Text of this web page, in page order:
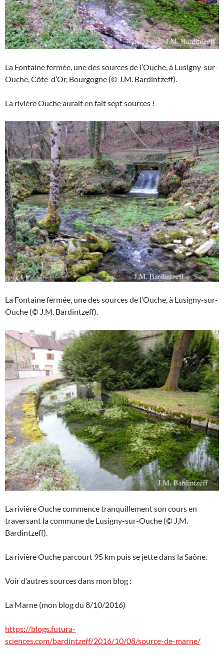
La Fontaine fermée, une des sources de l’Ouche, à Lusigny-sur-
Ouche, Côte-d’Or, Bourgogne (© J.M. Bardintzeff).
La rivière Ouche aurait en fait sept sources !
La Fontaine fermée, une des sources de l’Ouche, à Lusigny-sur-
Ouche (© J.M. Bardintzeff).
La rivière Ouche commence tranquillement son cours en
traversant la commune de Lusigny-sur-Ouche (© J.M.
Bardintzeff).
La rivière Ouche parcourt 95 km puis se jette dans la Saône.
Voir d’autres sources dans mon blog :
La Marne (mon blog du 8/10/2016)
https://blogs.futura-
sciences.com/bardintzeff/2016/10/08/source-de-marne/